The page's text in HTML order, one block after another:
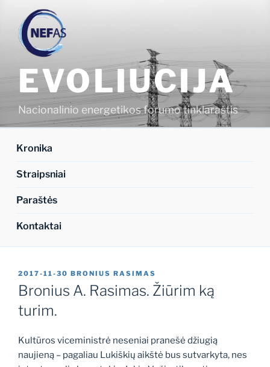
turinio
EVOLIUCIJA
Nacionalinio energetikos forumo tinklaraštis
Kronika
Straipsniai
Paraštės
Kontaktai
PASKELBTA
2017-11-30 BRONIUS RASIMAS
Bronius A. Rasimas. Žiūrim ką
turim.
Kultūros viceministrė neseniai pranešė džiugią
naujieną – pagaliau Lukiškių aikštė bus sutvarkyta, nes